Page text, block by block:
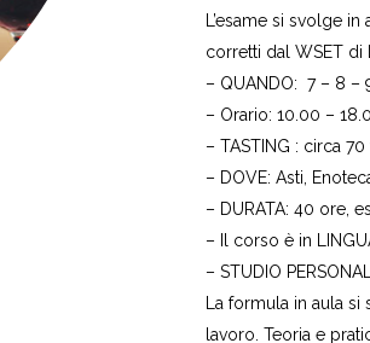
L’esame si svolge
corretti dal WSET di
– QUANDO: 7 – 8 –
– Orario: 10.00 –
– TASTING : circa
– DOVE: Asti,
– DURATA: 40 ore,
– Il corso è in
– STUDIO
La formula in aula
lavoro. Teoria e